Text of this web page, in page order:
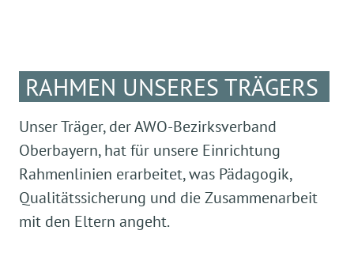
RAHMEN UNSERES TRÄGERS
Unser Träger, der AWO-Bezirksverband
Oberbayern, hat für unsere Einrichtung
Rahmenlinien erarbeitet, was Pädagogik,
Qualitätssicherung und die Zusammenarbeit
mit den Eltern angeht.